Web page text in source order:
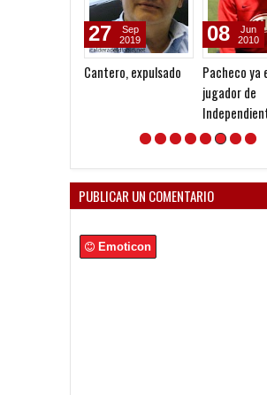
Cantero, expulsado
27
Sep
2019
Pacheco ya
jugador de
08
Jun
2010
PUBLICAR UN COMENTARIO
Emoticon